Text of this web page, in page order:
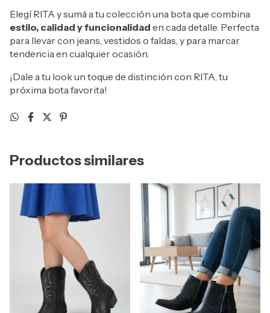
Elegí RITA y sumá a tu colección una bota que combina
estilo, calidad y funcionalidad en cada detalle. Perfecta
para llevar con jeans, vestidos o faldas, y para marcar
tendencia en cualquier ocasión.
¡Dale a tu look un toque de distinción con RITA, tu
próxima bota favorita!
Productos similares